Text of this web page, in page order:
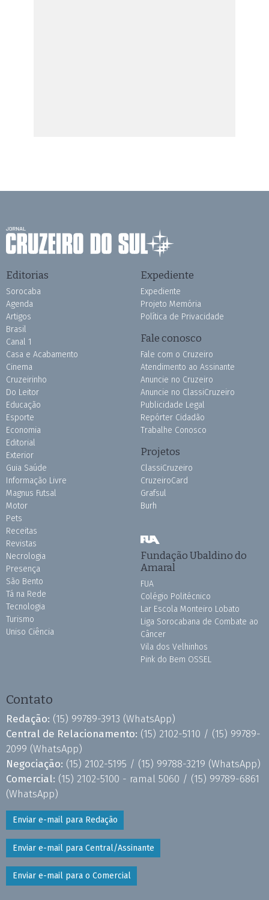
Editorias
Sorocaba
Agenda
Artigos
Brasil
Canal 1
Casa e Acabamento
Cinema
Cruzeirinho
Do Leitor
Educação
Esporte
Economia
Editorial
Exterior
Guia Saúde
Informação Livre
Magnus Futsal
Motor
Pets
Receitas
Revistas
Necrologia
Presença
São Bento
Tá na Rede
Tecnologia
Turismo
Uniso Ciência
Expediente
Expediente
Projeto Memória
Política de Privacidade
Fale conosco
Fale com o Cruzeiro
Atendimento ao Assinante
Anuncie no Cruzeiro
Anuncie no ClassiCruzeiro
Publicidade Legal
Repórter Cidadão
Trabalhe Conosco
Projetos
ClassiCruzeiro
CruzeiroCard
Grafsul
Burh
Fundação Ubaldino do
Amaral
FUA
Colégio Politécnico
Lar Escola Monteiro Lobato
Liga Sorocabana de Combate ao
Câncer
Vila dos Velhinhos
Pink do Bem OSSEL
Contato
Redação: (15) 99789-3913 (WhatsApp)
Central de Relacionamento: (15) 2102-5110 / (15) 99789-
2099 (WhatsApp)
Negociação: (15) 2102-5195 / (15) 99788-3219 (WhatsApp)
Comercial: (15) 2102-5100 - ramal 5060 / (15) 99789-6861
(WhatsApp)
Enviar e-mail para Redação
Enviar e-mail para Central/Assinante
Enviar e-mail para o Comercial